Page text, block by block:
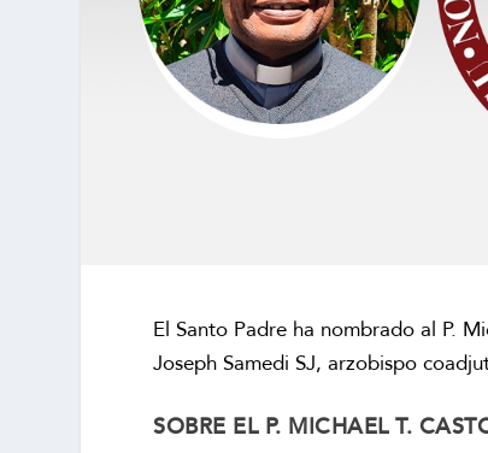
El Santo Padre ha nombrado al P.
Joseph Samedi SJ, arzobispo
SOBRE EL P. MICHAEL T.